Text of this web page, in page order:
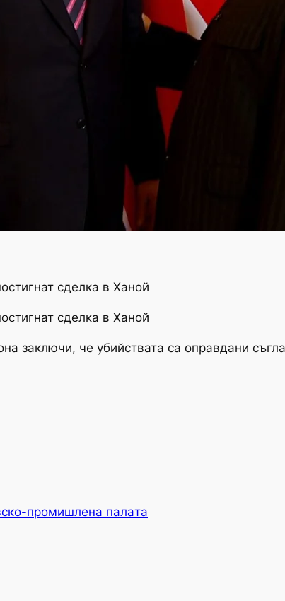
сделка в Ханой
сделка в Ханой
заключи, че убийствата са оправдани
промишлена палaта